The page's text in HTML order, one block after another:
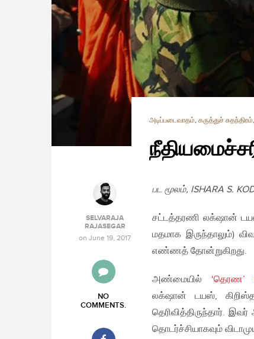
அடிப்படைவாதம், கருத்துச் சுதந்திரம்,
SELVARAJA
RAJASEGAR
on June 19, 2017
NO
COMMENTS.
பட மூலம், ISHARA S.
சட்டத்தரணி லக்‌ஷான்
மதமாக இருந்தாலும்)
எண்ணத் தோன்றுகிறது.
அண்மையில் ‘தெரண’
லக்‌ஷான் டயஸ்,
தெரிவித்திருந்தார்.
தொடர்ச்சியாகவும்